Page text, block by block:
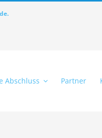
Abschluss Partner